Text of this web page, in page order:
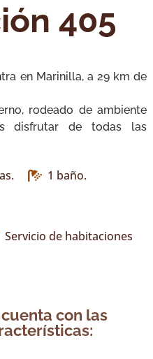
405
en Marinilla, a 29 km de
rodeado de ambiente
disfrutar de todas las
1 baño.
de habitaciones
con las